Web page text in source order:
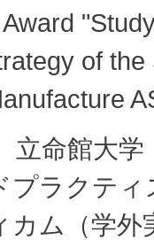
of
立命館大学
プラクテ
カム（学